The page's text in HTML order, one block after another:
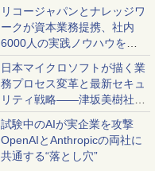
リコージャパンとナレッジワ
ークが資本業務提携、社内
6000人の実践ノウハウを生
かした「AI商談記録 for
RICOH」を展開へ
日本マイクロソフトが描く業
務プロセス変革と最新セキュ
リティ戦略――津坂美樹社長
が2027年度戦略を説明
試験中のAIが実企業を攻撃
OpenAIとAnthropicの両社に
共通する“落とし穴”